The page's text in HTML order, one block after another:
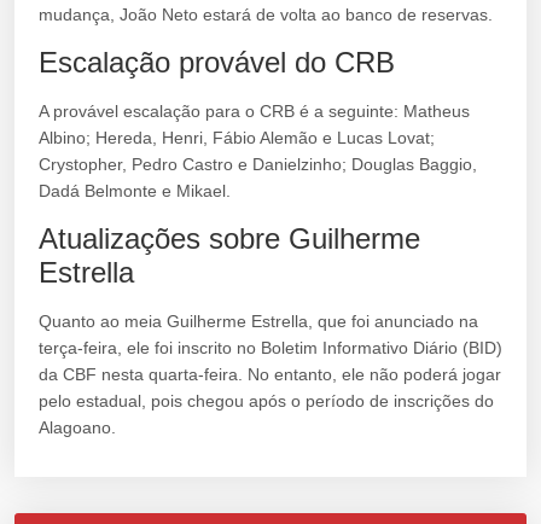
mudança, João Neto estará de volta ao banco de reservas.
Escalação provável do CRB
A provável escalação para o CRB é a seguinte: Matheus
Albino; Hereda, Henri, Fábio Alemão e Lucas Lovat;
Crystopher, Pedro Castro e Danielzinho; Douglas Baggio,
Dadá Belmonte e Mikael.
Atualizações sobre Guilherme
Estrella
Quanto ao meia Guilherme Estrella, que foi anunciado na
terça-feira, ele foi inscrito no Boletim Informativo Diário (BID)
da CBF nesta quarta-feira. No entanto, ele não poderá jogar
pelo estadual, pois chegou após o período de inscrições do
Alagoano.